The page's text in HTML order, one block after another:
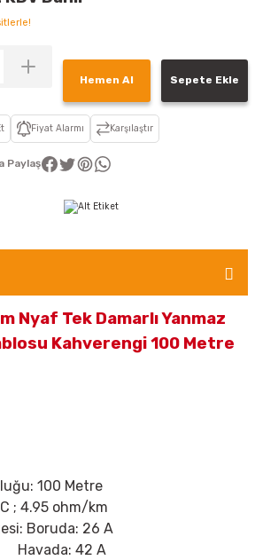
Hemen Al Sepete Ekle
Fiyat Alarmı Karşılaştır
Paylaş
Nyaf Tek Damarlı Yanmaz
Kahverengi 100 Metre
100 Metre
; 4.95 ohm/km
Boruda: 26 A
42 A